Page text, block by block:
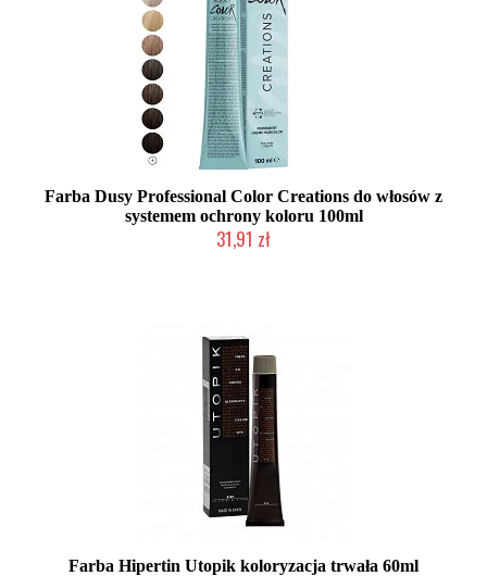
Farba Dusy Professional Color Creations do włosów z
systemem ochrony koloru 100ml
31,91 zł
Farba Hipertin Utopik koloryzacja trwała 60ml